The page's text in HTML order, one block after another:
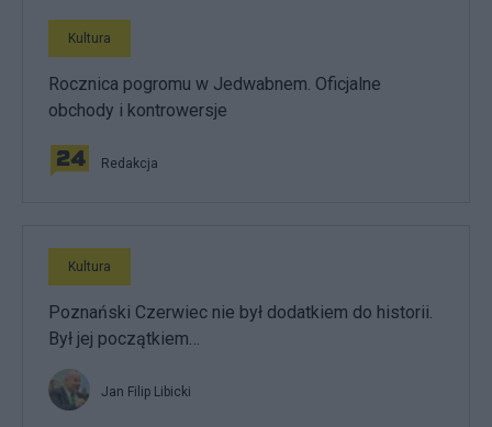
Kultura
Rocznica pogromu w Jedwabnem. Oficjalne
obchody i kontrowersje
Redakcja
Kultura
Poznański Czerwiec nie był dodatkiem do historii.
Był jej początkiem…
Jan Filip Libicki